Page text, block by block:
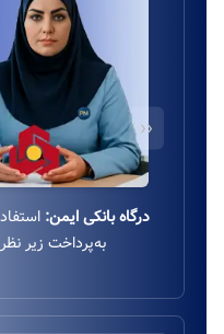
درگاه بانکی ایمن:
به‌پرداخت زیر
‹‹